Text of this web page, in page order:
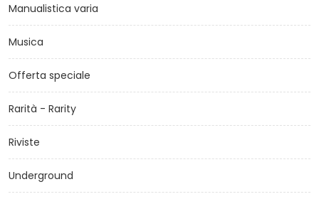
Manualistica varia
Musica
Offerta speciale
Rarità - Rarity
Riviste
Underground